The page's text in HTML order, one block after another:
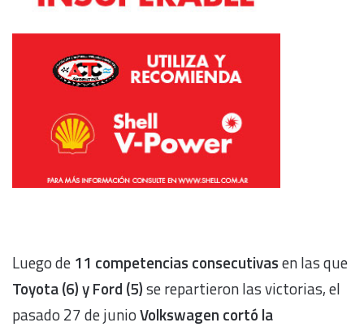
Luego de 11 competencias consecutivasen las que
Toyota (6) y Ford (5)se repartieron las victorias, el
pasado 27 de junioVolkswagen cortó la